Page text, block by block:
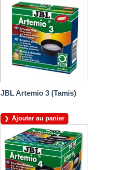
JBL Artemio 3 (Tamis)
Ajouter au panier